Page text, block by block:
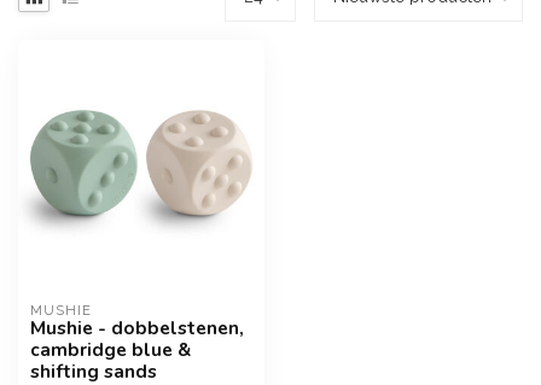
MUSHIE
Mushie - dobbelstenen,
cambridge blue &
shifting sands